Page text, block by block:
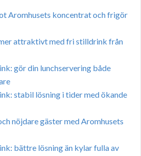
Aromhusets koncentrat och frigör
attraktivt med fri stilldrink från
gör din lunchservering både
stabil lösning i tider med ökande
nöjdare gäster med Aromhusets
bättre lösning än kylar fulla av